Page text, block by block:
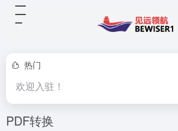
热门
欢迎入驻！
PDF转换